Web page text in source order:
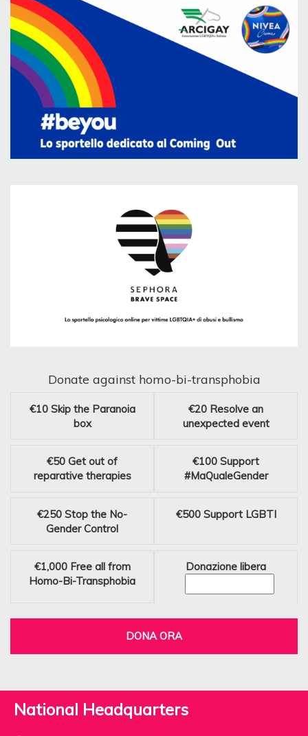
Donate against homo-bi-transphobia
€10 Skip the Paranoia
box
€20 Resolve an
unexpected event
€50 Get out of
reparative therapies
€100 Support
#MaQualeGender
€250 Stop the No-
Gender Control
€500 Support LGBTI
€1,000 Free all from
Homo-Bi-Transphobia
Donazione libera
DONA ORA
National Headquarters